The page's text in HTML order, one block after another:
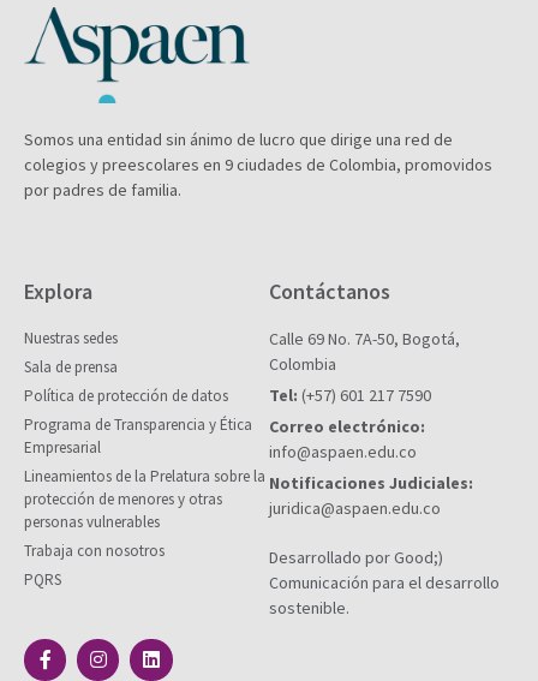
Somos una entidad sin ánimo de lucro que dirige una red de
colegios y preescolares en 9 ciudades de Colombia, promovidos
por padres de familia.
Explora
Nuestras sedes
Sala de prensa
Política de protección de datos
Programa de Transparencia y Ética
Empresarial
Lineamientos de la Prelatura sobre la
protección de menores y otras
personas vulnerables
Trabaja con nosotros
PQRS
Contáctanos
Calle 69 No. 7A-50, Bogotá,
Colombia
Tel: (+57) 601 217 7590
Correo electrónico:
info@aspaen.edu.co
Notificaciones Judiciales:
juridica@aspaen.edu.co
Desarrollado por Good;)
Comunicación para el desarrollo
sostenible.